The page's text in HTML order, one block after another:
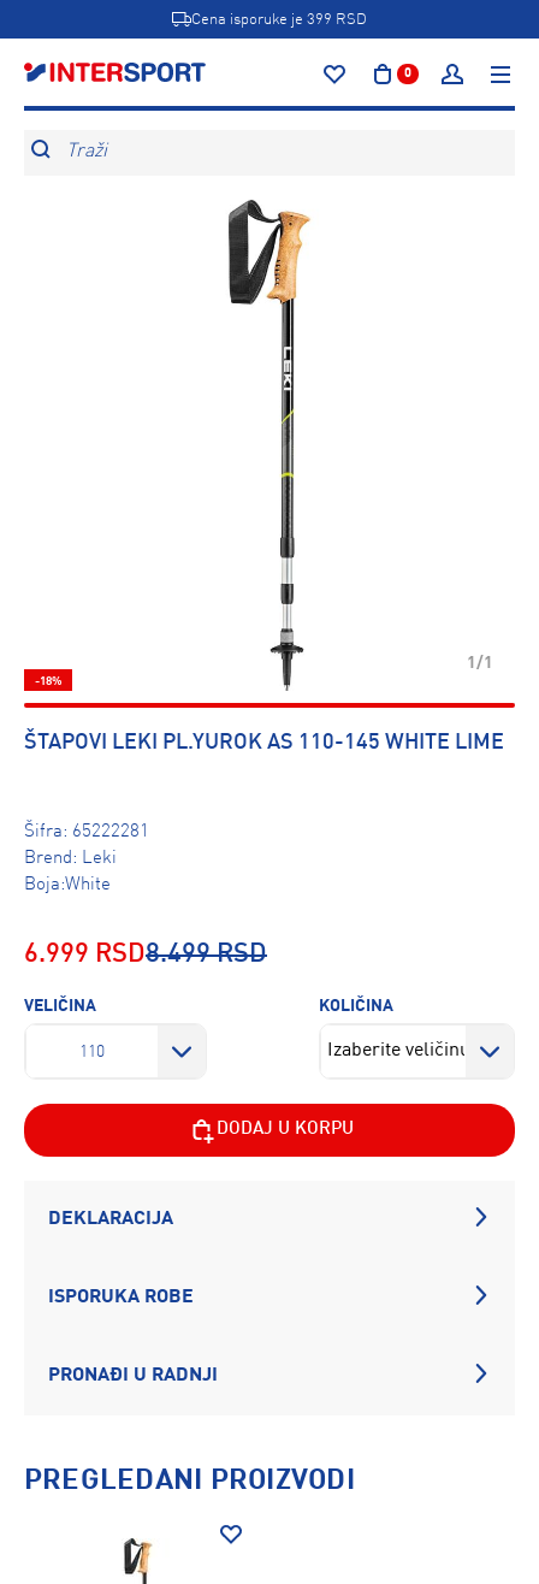
Cena isporuke je 399 RSD
0
Traži
1/1
-18%
ŠTAPOVI LEKI PL.YUROK AS 110-145 WHITE LIME
Šifra: 65222281
Brend: Leki
Boja:White
6.999 RSD8.499 RSD
VELIČINA
110
KOLIČINA
DODAJ U KORPU
DEKLARACIJA
ISPORUKA ROBE
PRONAĐI U RADNJI
PREGLEDANI PROIZVODI